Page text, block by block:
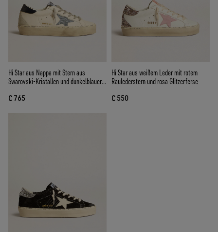
Hi Star aus Nappa mit Stern aus
Swarovski-Kristallen und dunkelblauer
€ 765
Hi Star aus weißem Leder mit rotem
Raulederstern und rosa Glitzerferse
€ 550